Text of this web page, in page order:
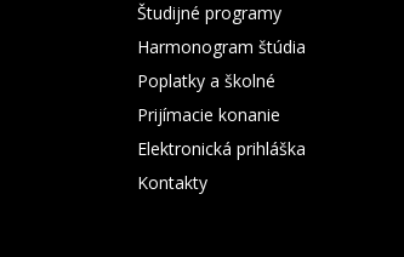
Študijné programy
Harmonogram štúdia
Poplatky a školné
Prijímacie konanie
Elektronická prihláška
Kontakty